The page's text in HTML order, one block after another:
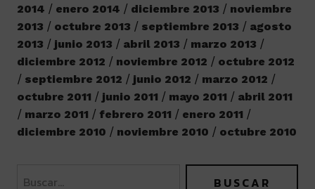
2014
enero 2014 diciembre 2013
noviembre
2013
octubre 2013 septiembre 2013
agosto
2013
junio 2013 abril 2013
marzo 2013
diciembre 2012
noviembre 2012
octubre 2012
septiembre 2012
junio 2012
marzo 2012
octubre 2011
junio 2011 mayo 2011
abril 2011
marzo 2011
febrero 2011
enero 2011
diciembre 2010
noviembre 2010 octubre 2010